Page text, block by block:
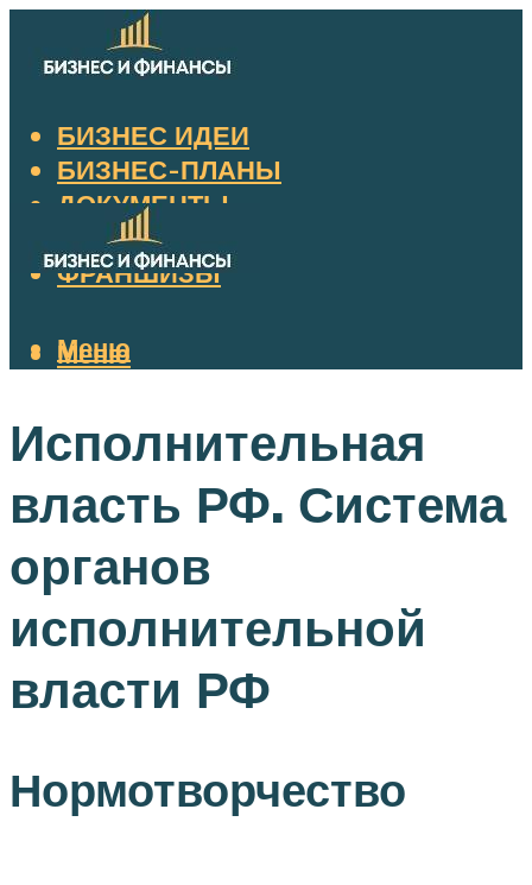
БИЗНЕС ИДЕИ
БИЗНЕС-ПЛАНЫ
ДОКУМЕНТЫ
НАЛОГИ
ФРАНШИЗЫ
Меню
Меню
Исполнительная
власть РФ. Система
органов
исполнительной
власти РФ
Нормотворчество